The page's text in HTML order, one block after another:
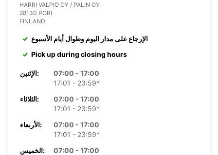
HARRI VALPIO OY / PALIN OY
28130 PORI
FINLAND
الإرجاع على مدار اليوم وطوال أيام الأسبوع
Pick up during closing hours
الإثنين:
07:00 - 17:00
17:01 - 23:59*
الثلاثاء:
07:00 - 17:00
17:01 - 23:59*
الأربعاء:
07:00 - 17:00
17:01 - 23:59*
الخميس:
07:00 - 17:00